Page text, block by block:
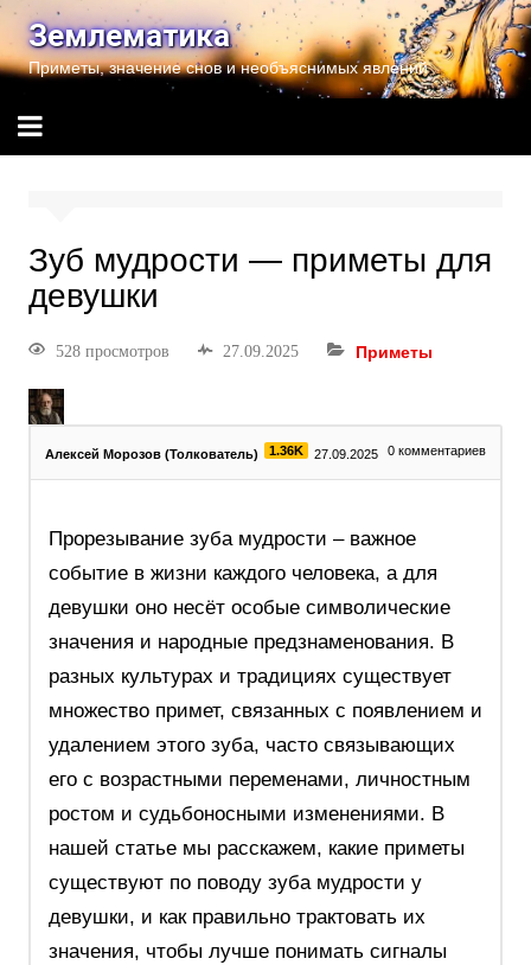
Землематика
Приметы, значение снов и необъяснимых явлений
Зуб мудрости — приметы для
девушки
528 просмотров 27.09.2025 Приметы
Алексей Морозов (Толкователь) 1.36K 27.09.2025 0 комментариев
Прорезывание зуба мудрости – важное
событие в жизни каждого человека, а для
девушки оно несёт особые символические
значения и народные предзнаменования. В
разных культурах и традициях существует
множество примет, связанных с появлением и
удалением этого зуба, часто связывающих
его с возрастными переменами, личностным
ростом и судьбоносными изменениями. В
нашей статье мы расскажем, какие приметы
существуют по поводу зуба мудрости у
девушки, и как правильно трактовать их
значения, чтобы лучше понимать сигналы